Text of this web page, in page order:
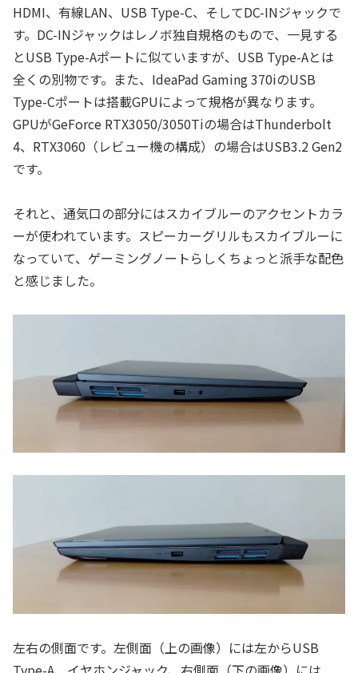
HDMI、有線LAN、USB Type-C、そしてDC-INジャックで
す。DC-INジャックはレノボ独自規格のもので、一見する
とUSB Type-Aポートに似ていますが、USB Type-Aとは
全くの別物です。また、IdeaPad Gaming 370iのUSB
Type-Cポートは搭載GPUによって規格が異なります。
GPUがGeForce RTX3050/3050Tiの場合はThunderbolt
4、RTX3060（レビュー機の構成）の場合はUSB3.2 Gen2
です。
それと、通気口の部分にはスカイブルーのアクセントカラ
ーが使われています。スピーカーグリルもスカイブルーに
なっていて、ゲーミングノートらしくちょっと派手な配色
と感じました。
左右の側面です。左側面（上の画像）には左からUSB